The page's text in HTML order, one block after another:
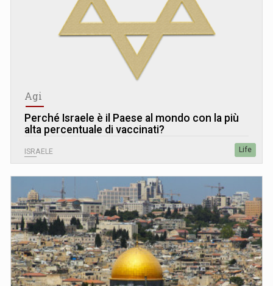
Agi
Perché Israele è il Paese al mondo con la più
alta percentuale di vaccinati?
ISRAELE Life